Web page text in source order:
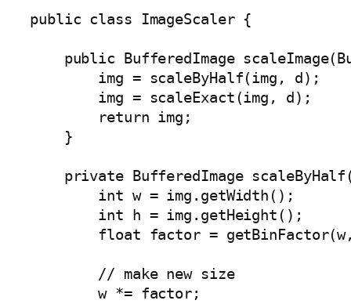
public class ImageScaler {
public BufferedImage
        img = scaleByHalf(img, d);
        img = scaleExact(img, d);
        return img;
    }
private BufferedImage
        int w = img.getWidth();
        int h = img.getHeight();
float factor =
        // make new size
        w *= factor;